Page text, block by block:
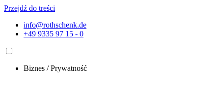
Przejdź do treści
info@rothschenk.de
+49 9335 97 15 - 0
Biznes /Prywatność